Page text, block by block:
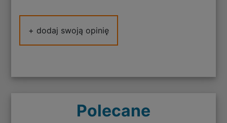
+ dodaj swoją opinię
Polecane